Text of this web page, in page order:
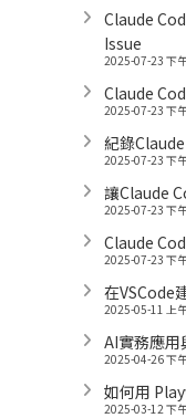
Claude
Issue
2025-07-23 下
Claude
2025-07-23 下
紀錄
2025-07-23 下
讓Claude
2025-07-23 下
Claude
2025-07-23 下
在VSCode
2025-05-11 上
AI實務應用
2025-04-26 下
如何用
2025-03-12 下